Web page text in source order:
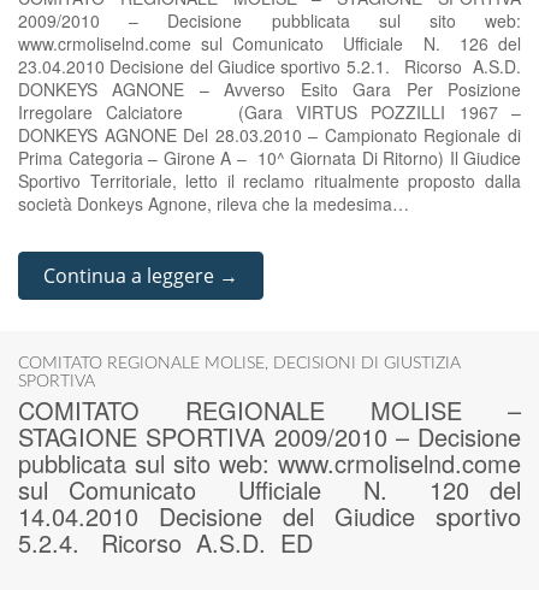
2009/2010 – Decisione pubblicata sul sito web:
www.crmoliselnd.come sul Comunicato Ufficiale N. 126 del
23.04.2010 Decisione del Giudice sportivo 5.2.1. Ricorso A.S.D.
DONKEYS AGNONE – Avverso Esito Gara Per Posizione
Irregolare Calciatore (Gara VIRTUS POZZILLI 1967 –
DONKEYS AGNONE Del 28.03.2010 – Campionato Regionale di
Prima Categoria – Girone A – 10^ Giornata Di Ritorno) Il Giudice
Sportivo Territoriale, letto il reclamo ritualmente proposto dalla
società Donkeys Agnone, rileva che la medesima…
Continua a leggere →
COMITATO REGIONALE MOLISE, DECISIONI DI GIUSTIZIA
SPORTIVA
COMITATO REGIONALE MOLISE –
STAGIONE SPORTIVA 2009/2010 – Decisione
pubblicata sul sito web: www.crmoliselnd.come
sul Comunicato Ufficiale N. 120 del
14.04.2010 Decisione del Giudice sportivo
5.2.4. Ricorso A.S.D. ED